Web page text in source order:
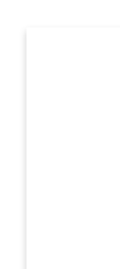
و عضو